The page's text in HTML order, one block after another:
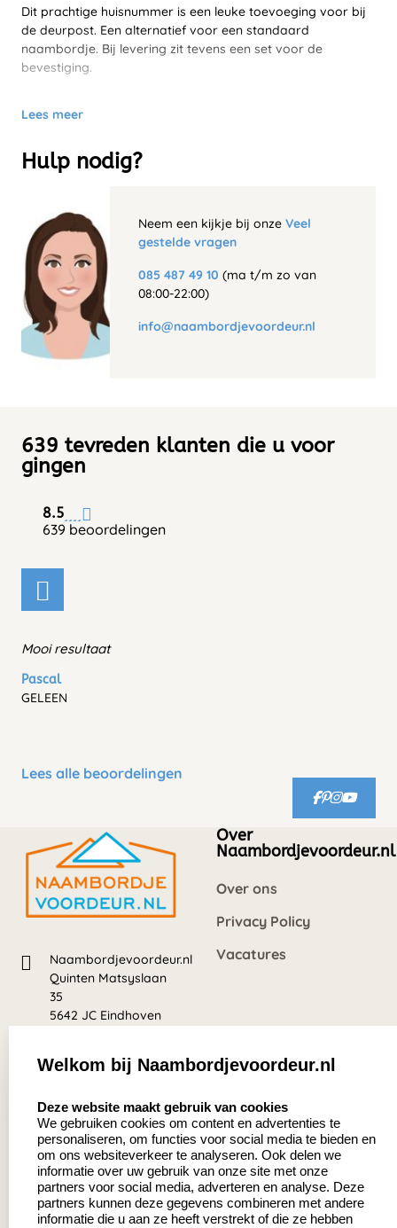
Dit prachtige huisnummer is een leuke toevoeging voor bij
de deurpost. Een alternatief voor een standaard
naambordje. Bij levering zit tevens een set voor de
bevestiging.
Lees meer
Hulp nodig?
Neem een kijkje bij onze Veel
gestelde vragen
085 487 49 10 (ma t/m zo van
08:00-22:00)
info@naambordjevoordeur.nl
639 tevreden klanten die u voor
gingen
8.5
639 beoordelingen
Mooi resultaat
Pascal
GELEEN
Lees alle beoordelingen
Naambordjevoordeur.nl
Quinten Matsyslaan
35
5642 JC Eindhoven
639 beoordelingen
Over
Naambordjevoordeur.nl
Over ons
Privacy Policy
Vacatures
Zakelijk:
Aanvraag op maat
Klantenservice:
Contact
Welkom bij Naambordjevoordeur.nl
Deze website maakt gebruik van cookies
We gebruiken cookies om content en advertenties te
personaliseren, om functies voor social media te bieden en
om ons websiteverkeer te analyseren. Ook delen we
informatie over uw gebruik van onze site met onze
partners voor social media, adverteren en analyse. Deze
partners kunnen deze gegevens combineren met andere
informatie die u aan ze heeft verstrekt of die ze hebben